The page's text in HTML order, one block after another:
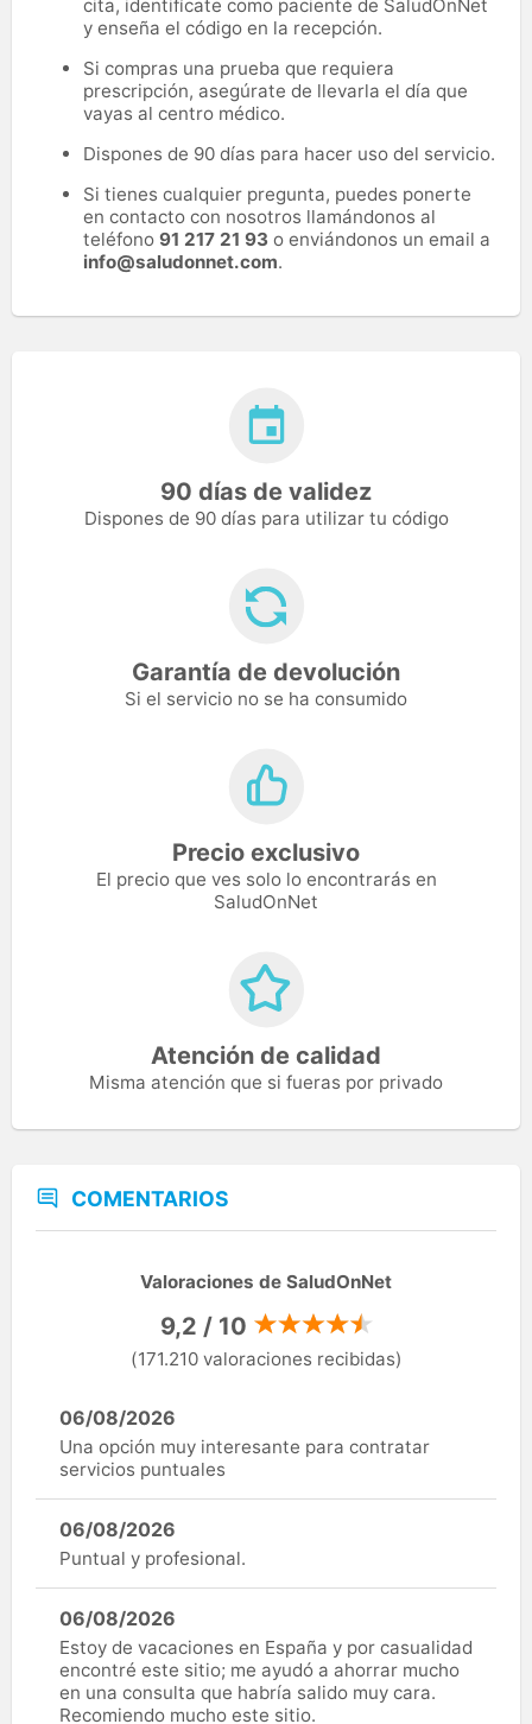
cita, identifícate como paciente de SaludOnNet
y enseña el código en la recepción.
Si compras una prueba que requiera
prescripción, asegúrate de llevarla el día que
vayas al centro médico.
Dispones de 90 días para hacer uso del servicio.
Si tienes cualquier pregunta, puedes ponerte
en contacto con nosotros llamándonos al
teléfono 91 217 21 93 o enviándonos un email a
info@saludonnet.com.
90 días de validez
Dispones de 90 días para utilizar tu código
Garantía de devolución
Si el servicio no se ha consumido
Precio exclusivo
El precio que ves solo lo encontrarás en
SaludOnNet
Atención de calidad
Misma atención que si fueras por privado
COMENTARIOS
Valoraciones de SaludOnNet
9,2 / 10
(171.210 valoraciones recibidas)
06/08/2026
Una opción muy interesante para contratar
servicios puntuales
06/08/2026
Puntual y profesional.
06/08/2026
Estoy de vacaciones en España y por casualidad
encontré este sitio; me ayudó a ahorrar mucho
en una consulta que habría salido muy cara.
Recomiendo mucho este sitio.